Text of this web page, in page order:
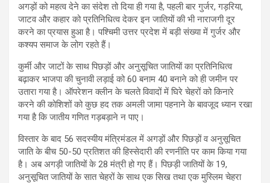
अगड़ों को महत्व देने का संदेश तो दिया ही गया है, पहली बार गुर्जर, गड़रिया,
जाटव और कहार को प्रतिनिधित्व देकर इन जातियों की भी नाराजगी दूर
करने का प्रयास हुआ है। पश्चिमी उत्तर प्रदेश में बड़ी संख्या में गुर्जर और
कश्यप समाज के लोग रहते हैं।
कुर्मी और जाटों के साथ पिछड़ों और अनुसूचित जातियों का प्रतिनिधित्व
बढ़ाकर भाजपा की चुनावी लड़ाई को 60 बनाम 40 बनाने को ही जमीन पर
उतारा गया है। ऑपरेशन क्लीन के चलते विवादों में घिरे चेहरों को किनारे
करने की कोशिशों को कुछ हद तक अमली जामा पहनाने के बावजूद ध्यान रखा
गया है कि जातीय गणित गड़बड़ाने न पाए।
विस्तार के बाद 56 सदस्यीय मंत्रिमंडल में अगड़ों और पिछड़ों व अनुसूचित
जाति के बीच 50-50 प्रतिशत की हिस्सेदारी की रणनीति पर काम किया गया
है। अब अगड़ी जातियों के 28 मंत्री हो गए हैं। पिछड़ी जातियों के 19,
अनुसूचित जातियों के सात चेहरों के साथ एक सिख तथा एक मुस्लिम चेहरा